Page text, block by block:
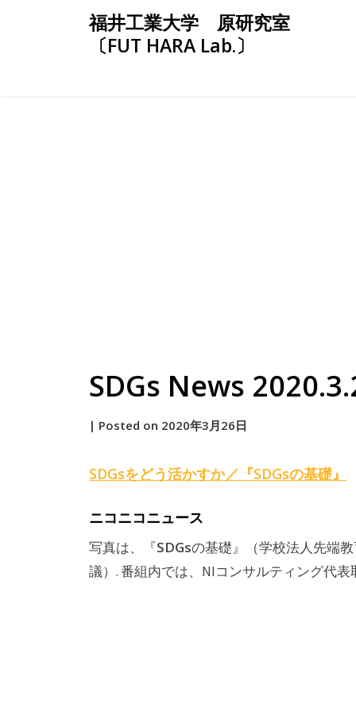
福井工業大学 原研究室
〔FUT HARA Lab.〕
SDGs News
by
| Posted on 2020年3月26日
SDGsをどう活かすか／『SDGsの基礎』
ニコニコニュース
写真は、『SDGsの基礎』（学校法人先端
議）. 番組内では、NIコンサルティング代